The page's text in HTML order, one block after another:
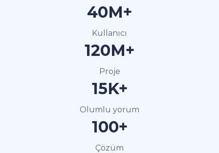
40M+
Kullanıcı
120M+
Proje
15K+
Olumlu yorum
100+
Çözüm